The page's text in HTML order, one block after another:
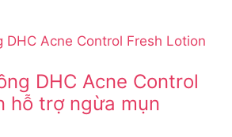
DHC Acne Control
hỗ trợ ngừa mụn